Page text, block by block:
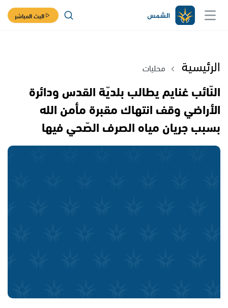
البث المباشر
الرئيسية محليات
النّائب غنايم يطالب بلديّة القدس ودائرة
الأراضي وقف انتهاك مقبرة مأمن الله
بسبب جريان مياه الصرف الصّحي فيها